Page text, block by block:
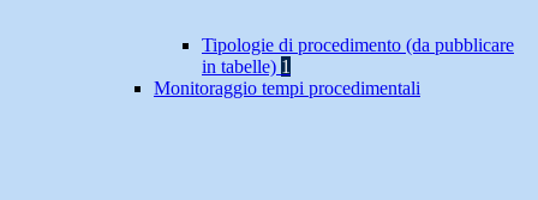
Tipologie di procedimento (da pubblicare
in tabelle) 1
Monitoraggio tempi procedimentali